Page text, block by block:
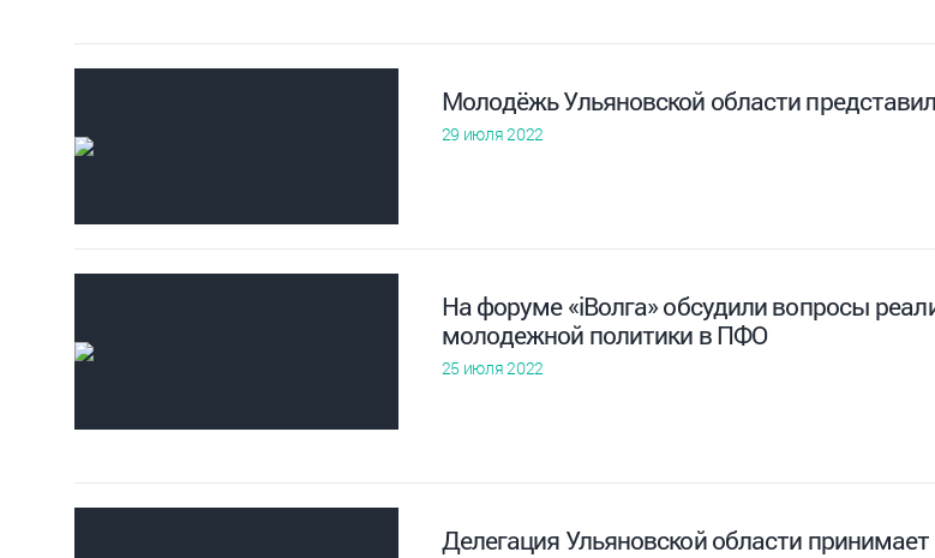
Молодёжь Ульяновской области
29 июля 2022
На форуме «iВолга» обсудили вопросы
молодежной политики в ПФО
25 июля 2022
Делегация Ульяновской области